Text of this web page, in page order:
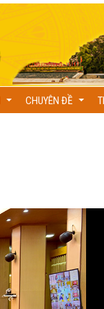
...
CHUYÊN ĐỀ
...